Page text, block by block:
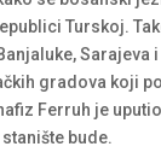
Turskoj.
Sarajeva
gradova koji
Ferruh je
bude.